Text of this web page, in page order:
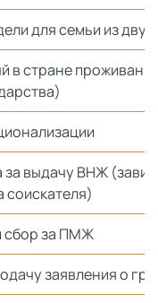
для семьи из двух
стране
выдачу ВНЖ
соискателя)
сбор за ПМЖ
заявления о